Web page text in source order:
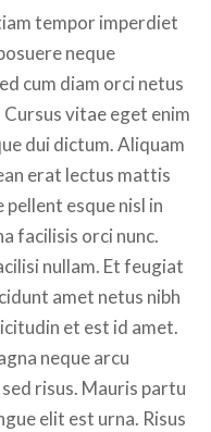
tempor imperdiet
neque
cum diam orci netus
vitae eget enim
dui dictum. Aliquam
erat lectus mattis
esque nisl in
facilisis orci nunc.
nullam. Et feugiat
amet netus nibh
et est id amet.
neque arcu
risus. Mauris partu
elit est urna. Risus